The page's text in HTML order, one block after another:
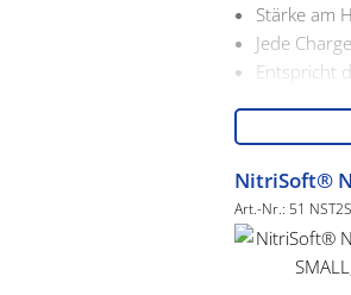
Stärke am
Jede
Entspricht
NitriSoft®
Art.-Nr.: 51